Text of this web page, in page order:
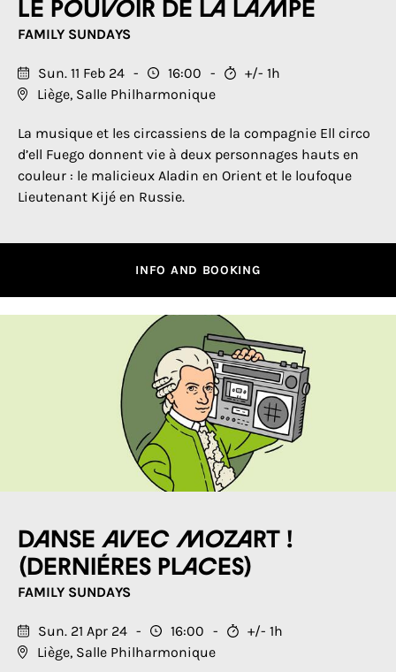
Le pouvoir de la lampe
FAMILY SUNDAYS
Sun. 11 Feb 24 16:00
+/- 1h
Liège, Salle Philharmonique
La musique et les circassiens de la compagnie Ell circo
d’ell Fuego donnent vie à deux personnages hauts en
couleur : le malicieux Aladin en Orient et le loufoque
Lieutenant Kijé en Russie.
INFO AND BOOKING
Danse avec Mozart !
(DERNIÉRES PLACES)
FAMILY SUNDAYS
Sun. 21 Apr 24 16:00
+/- 1h
Liège, Salle Philharmonique